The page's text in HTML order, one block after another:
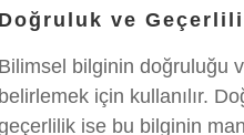
Doğruluk ve
Bilimsel bilginin doğruluğu
belirlemek için kullanılır.
ise bu bilginin